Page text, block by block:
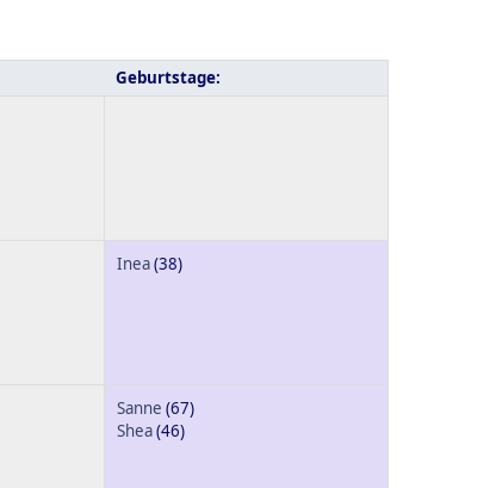
Geburtstage:
Inea(38)
Sanne (67)
Shea(46)